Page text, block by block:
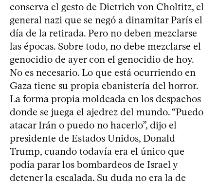
conserva el gesto de Dietrich von Choltitz, el
general nazi que se negó a dinamitar París el
día de la retirada. Pero no deben mezclarse
las épocas. Sobre todo, no debe mezclarse el
genocidio de ayer con el genocidio de hoy.
No es necesario. Lo que está ocurriendo en
Gaza tiene su propia ebanistería del horror.
La forma propia moldeada en los despachos
donde se juega el ajedrez del mundo. “Puedo
atacar Irán o puedo no hacerlo”, dijo el
presidente de Estados Unidos, Donald
Trump, cuando todavía era el único que
podía parar los bombardeos de Israel y
detener la escalada. Su duda no era la de